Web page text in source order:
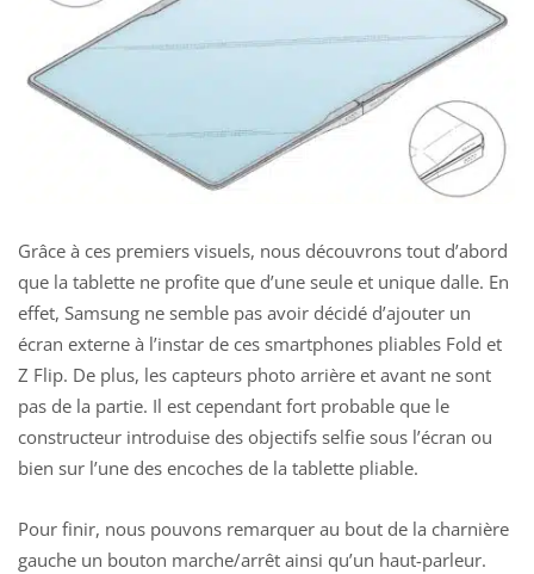
Grâce à ces premiers visuels, nous découvrons tout d’abord
que la tablette ne profite que d’une seule et unique dalle. En
effet, Samsung ne semble pas avoir décidé d’ajouter un
écran externe à l’instar de ces smartphones pliables Fold et
Z Flip. De plus, les capteurs photo arrière et avant ne sont
pas de la partie. Il est cependant fort probable que le
constructeur introduise des objectifs selfie sous l’écran ou
bien sur l’une des encoches de la tablette pliable.
Pour finir, nous pouvons remarquer au bout de la charnière
gauche un bouton marche/arrêt ainsi qu’un haut-parleur.